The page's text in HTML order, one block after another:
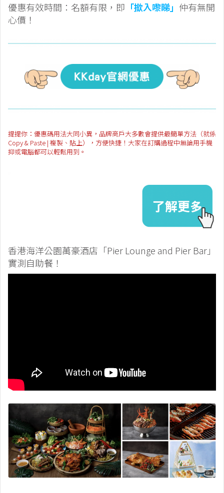
優惠有效時間：名額有限，即 「撳入嚟睇」 仲有無開
心價！
提提你：優惠碼用法大同小異，品牌商戶大多數會提供最簡單方法（就係
Copy & Paste | 複製、貼上），方便快捷！大家在訂購過程中無論用手機
抑或電腦都可以輕鬆用到。
香港海洋公園萬豪酒店「Pier Lounge and Pier Bar」
實測自助餐！